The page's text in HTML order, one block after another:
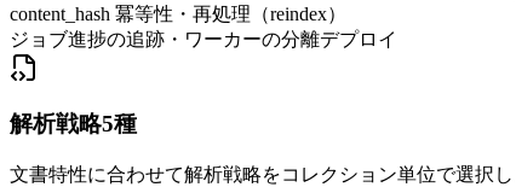
content_hash 冪等性・再処理（reindex）
ジョブ進捗の追跡・ワーカーの分離デプロイ
解析戦略5種
文書特性に合わせて解析戦略をコレクション単位で選択